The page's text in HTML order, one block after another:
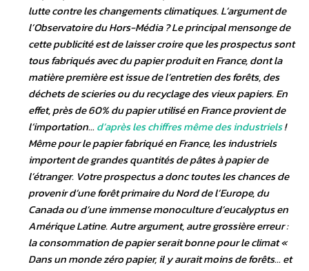
lutte contre les changements climatiques. L’argument de
l’Observatoire du Hors-Média ? Le principal mensonge de
cette publicité est de laisser croire que les prospectus sont
tous fabriqués avec du papier produit en France, dont la
matière première est issue de l’entretien des forêts, des
déchets de scieries ou du recyclage des vieux papiers. En
effet, près de 60% du papier utilisé en France provient de
l’importation… d’après les chiffres même des industriels!
Même pour le papier fabriqué en France, les industriels
importent de grandes quantités de pâtes à papier de
l’étranger. Votre prospectus a donc toutes les chances de
provenir d’une forêt primaire du Nord de l’Europe, du
Canada ou d’une immense monoculture d’eucalyptus en
Amérique Latine. Autre argument, autre grossière erreur :
la consommation de papier serait bonne pour le climat «
Dans un monde zéro papier, il y aurait moins de forêts… et